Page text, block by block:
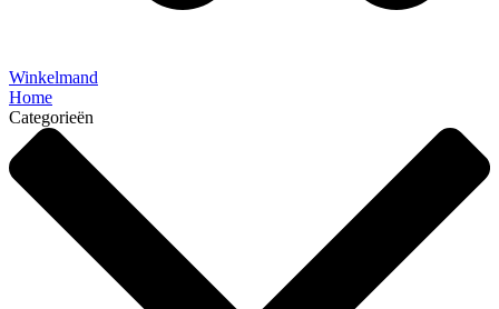
Winkelmand
Home
Categorieën